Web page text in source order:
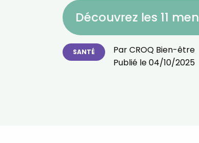
Découvrez les 11
SANTÉ ParCROQ Bien-être
Publié le04/10/2025